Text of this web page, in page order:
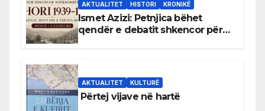
AKTUALITET HISTORI KRONIKË
Ismet Azizi: Petnjica bëhet
qendër e debatit shkencor për
AKTUALITET KULTURË
Përtej vijave në hartë